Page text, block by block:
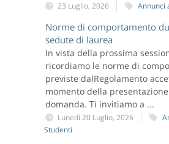
23 Luglio, 2026 Annunci
Norme di comportamento
sedute di laurea
In vista della prossima
ricordiamo le norme di
previste dalRegolamento
momento della
domanda. Ti invitiamo a ...
Lunedì 20 Luglio, 2026
Studenti